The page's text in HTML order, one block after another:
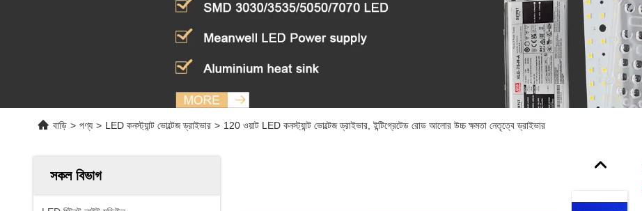
বাড়ি > পণ্য > LED কনস্ট্যান্ট ভোল্টেজ ড্রাইভার > 120 ওয়াট LED কনস্ট্যান্ট ভোল্টেজ ড্রাইভার, ইন্টিগ্রেটেড রোড আলোর উচ্চ ক্ষমতা নেতৃত্বে ড্রাইভার
সকল বিভাগ